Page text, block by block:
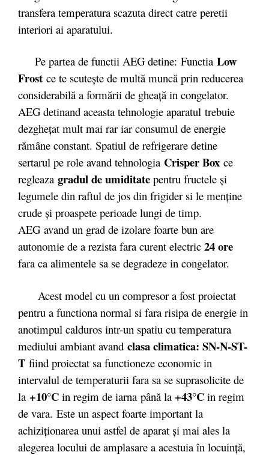
transfera temperatura scazuta direct catre peretii
interiori ai aparatului.
Pe partea de functii AEG detine: Functia Low
Frost ce te scutește de multă muncă prin reducerea
considerabilă a formării de gheață in congelator.
AEG detinand aceasta tehnologie aparatul trebuie
dezghețat mult mai rar iar consumul de energie
rămâne constant. Spatiul de refrigerare detine
sertarul pe role avand tehnologia Crisper Box ce
regleaza gradul de umiditate pentru fructele și
legumele din raftul de jos din frigider si le menține
crude și proaspete perioade lungi de timp.
AEG avand un grad de izolare foarte bun are
autonomie de a rezista fara curent electric 24 ore
fara ca alimentele sa se degradeze in congelator.
Acest model cu un compresor a fost proiectat
pentru a functiona normal si fara risipa de energie in
anotimpul calduros intr-un spatiu cu temperatura
mediului ambiant avand clasa climatica: SN-N-ST-
T fiind proiectat sa functioneze economic in
intervalul de temperaturii fara sa se suprasolicite de
la +10°C in regim de iarna până la +43°C in regim
de vara. Este un aspect foarte important la
achiziţionarea unui astfel de aparat şi mai ales la
alegerea locului de amplasare a acestuia în locuinţă,